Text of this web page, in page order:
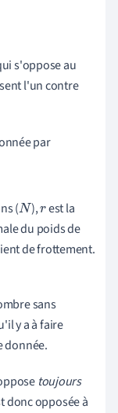
s'oppose au
l'un contre
par
(N ),r est la
du poids de
de frottement.
sans
y a à faire
donnée.
toujours
donc opposée à